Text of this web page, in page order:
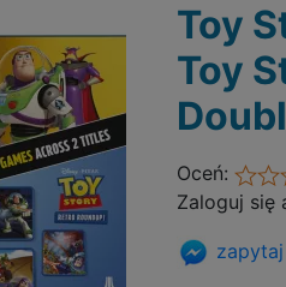
Toy
Toy
Oceń:
Zaloguj się